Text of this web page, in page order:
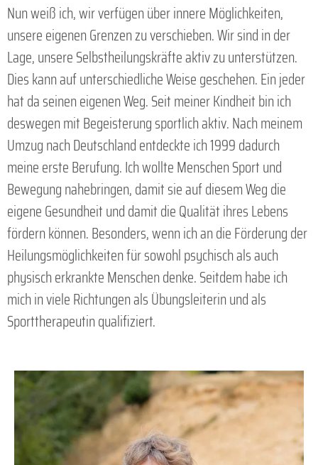
Nun weiß ich, wir verfügen über innere Möglichkeiten,
unsere eigenen Grenzen zu verschieben. Wir sind in der
Lage, unsere Selbstheilungskräfte aktiv zu unterstützen.
Dies kann auf unterschiedliche Weise geschehen. Ein jeder
hat da seinen eigenen Weg. Seit meiner Kindheit bin ich
deswegen mit Begeisterung sportlich aktiv. Nach meinem
Umzug nach Deutschland entdeckte ich 1999 dadurch
meine erste Berufung. Ich wollte Menschen Sport und
Bewegung nahebringen, damit sie auf diesem Weg die
eigene Gesundheit und damit die Qualität ihres Lebens
fördern können. Besonders, wenn ich an die Förderung der
Heilungsmöglichkeiten für sowohl psychisch als auch
physisch erkrankte Menschen denke. Seitdem habe ich
mich in viele Richtungen als Übungsleiterin und als
Sporttherapeutin qualifiziert.